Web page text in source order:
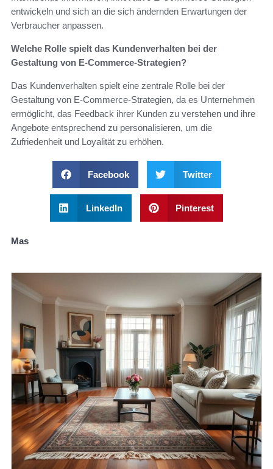
entwickeln und sich an die sich ändernden Erwartungen der
Verbraucher anpassen.
Welche Rolle spielt das Kundenverhalten bei der
Gestaltung von E-Commerce-Strategien?
Das Kundenverhalten spielt eine zentrale Rolle bei der
Gestaltung von E-Commerce-Strategien, da es Unternehmen
ermöglicht, das Feedback ihrer Kunden zu verstehen und ihre
Angebote entsprechend zu personalisieren, um die
Zufriedenheit und Loyalität zu erhöhen.
Facebook Twitter
LinkedIn Pinterest
Mas